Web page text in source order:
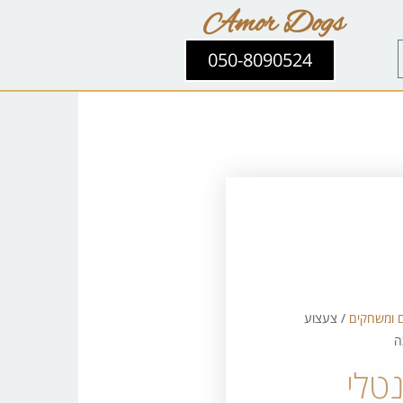
Amor Dogs
050-8090524
ומשחקים / צעצוע